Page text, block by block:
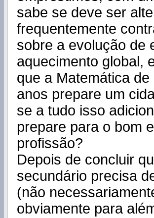
sabe se deve ser
frequentemente
sobre a evolução de
aquecimento global,
que a Matemática
anos prepare um
se a tudo isso
prepare para o bom
profissão?
Depois de concluir
secundário precisa
(não
obviamente para